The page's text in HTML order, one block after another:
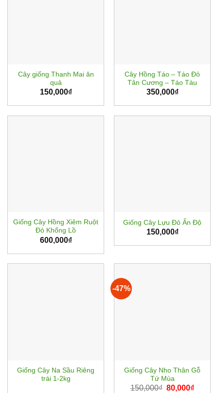
Cây giống Thanh Mai ăn
quả
150,000₫
Cây Hồng Táo – Táo Đỏ
Tân Cương – Táo Tàu
350,000₫
Giống Cây Hồng Xiêm Ruột
Đỏ Khổng Lồ
600,000₫
Giống Cây Lựu Đỏ Ấn Độ
150,000₫
Giống Cây Na Sầu Riêng
trái 1-2kg
-47%
Giống Cây Nho Thân Gỗ
Tứ Mùa
150,000₫ Giá
80,000₫Giá